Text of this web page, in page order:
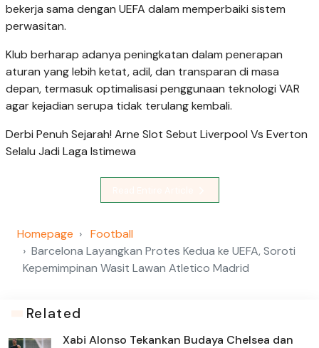
bekerja sama dengan UEFA dalam memperbaiki sistem
perwasitan.
Klub berharap adanya peningkatan dalam penerapan
aturan yang lebih ketat, adil, dan transparan di masa
depan, termasuk optimalisasi penggunaan teknologi VAR
agar kejadian serupa tidak terulang kembali.
Derbi Penuh Sejarah! Arne Slot Sebut Liverpool Vs Everton
Selalu Jadi Laga Istimewa
Homepage
Football
Barcelona Layangkan Protes Kedua ke UEFA, Soroti
Kepemimpinan Wasit Lawan Atletico Madrid
Related
Xabi Alonso Tekankan Budaya Chelsea dan